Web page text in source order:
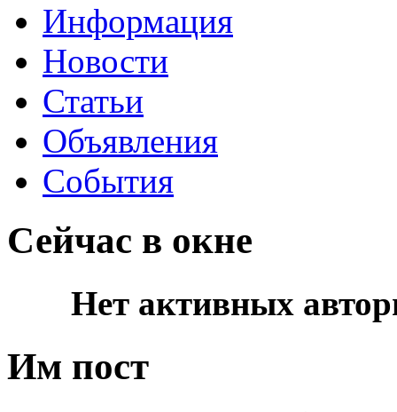
Информация
Новости
Статьи
Объявления
События
Сейчас в окне
Нет активных
Им пост